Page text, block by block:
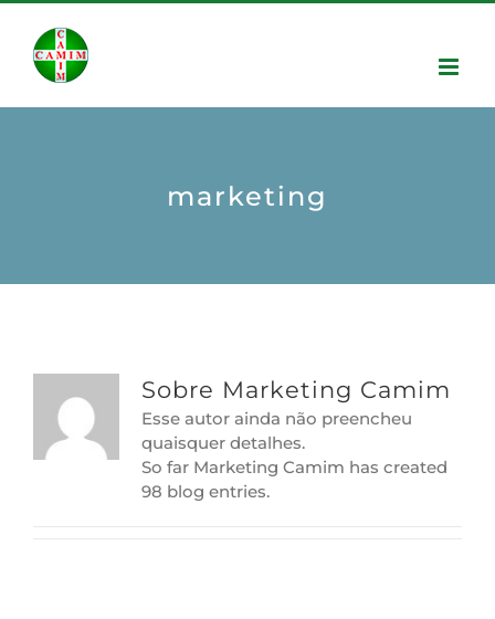
marketing
Sobre Marketing Camim
Esse autor ainda não preencheu
quaisquer detalhes.
So far Marketing Camim has created
98 blog entries.